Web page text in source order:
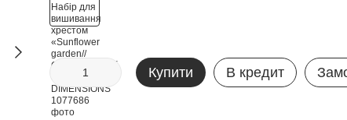
Купити В кредит